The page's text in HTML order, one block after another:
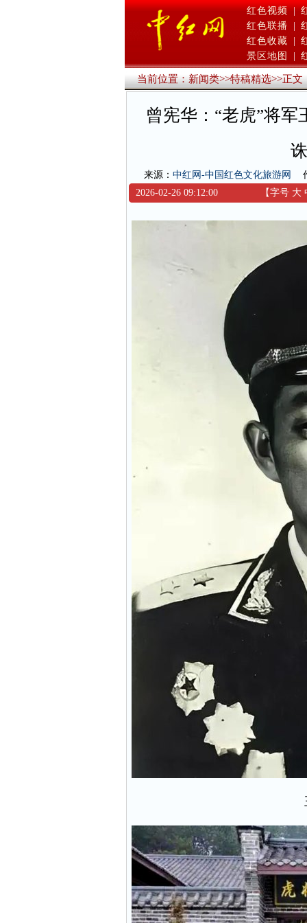
红色视频 |
红色联播
红色收藏
景区地图
当前位置：新闻类>>特稿精选>>正文
曾宪华：“老虎”将
来源： 中红网-中国红色文化旅游网
2026-02-26 09:12:00
【字号 大